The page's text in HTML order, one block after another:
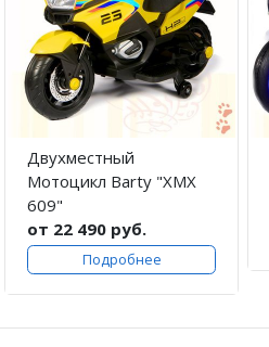
Двухместный
Мотоцикл Barty "XMX
609"
от 22 490 руб.
Подробнее